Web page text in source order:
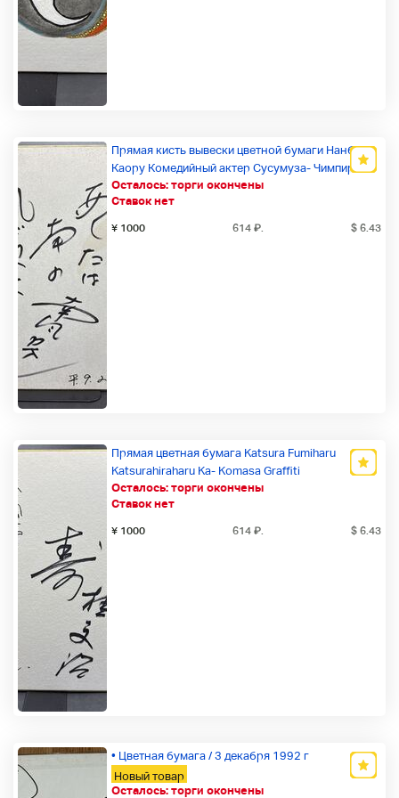
Осталось: торги окончены
Ставок нет
Прямая кисть вывески цветной бумаги Нанбу
Каору Комедийный актер Сусумуза- Чимпира
театральная компания Ханатоки Кабукичо
закуска
Новый товар
¥ 1000 614 ₽. $ 6.43
Осталось: торги окончены
Ставок нет
Прямая цветная бумага Katsura Fumiharu
Katsurahiraharu Ka- Komasa Graffiti
Новый товар
¥ 1000 614 ₽. $ 6.43
Осталось: торги окончены
• Цветная бумага / 3 декабря 1992 г
Новый товар